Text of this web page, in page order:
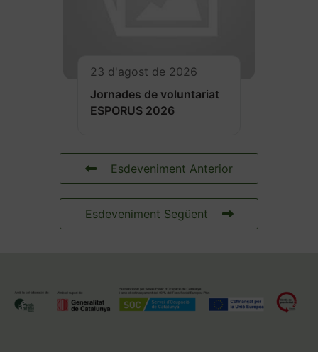
23 d'agost de 2026
Jornades de voluntariat
ESPORUS 2026
Esdeveniment Anterior
Esdeveniment Següent